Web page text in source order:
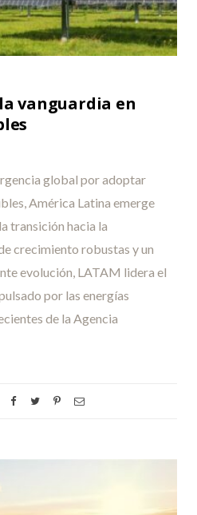
vanguardia en
global por adoptar
América Latina emerge
transición hacia la
crecimiento robustas y un
evolución, LATAM lidera el
por las energías
de la Agencia